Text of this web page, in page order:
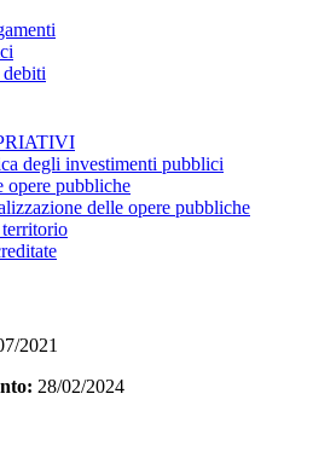
degli investimenti pubblici
opere pubbliche
delle opere pubbliche
2021
28/02/2024